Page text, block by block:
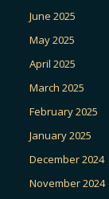
June 2025
May 2025
April 2025
March 2025
February 2025
January 2025
December 2024
November 2024